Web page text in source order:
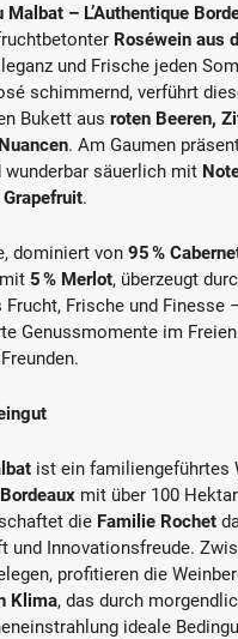
Malbat – L’Authentique
Roséwein aus
und Frische jeden
schimmernd, verführt
Bukett aus roten Beeren,
. Am Gaumen
wunderbar säuerlich mit
Grapefruit.
dominiert von 95 %
5 % Merlot, überzeugt
Frucht, Frische und Finesse
Genussmomente im
ist ein familiengeführtes
Bordeaux mit über 100
die Familie Rochet
und Innovationsfreude.
profitieren die
Klima, das durch
ideale